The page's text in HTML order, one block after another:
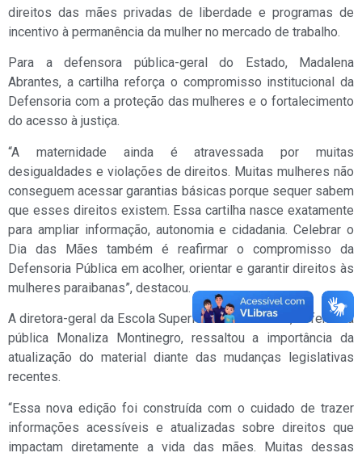
direitos das mães privadas de liberdade e programas de
incentivo à permanência da mulher no mercado de trabalho.
Para a defensora pública-geral do Estado, Madalena
Abrantes, a cartilha reforça o compromisso institucional da
Defensoria com a proteção das mulheres e o fortalecimento
do acesso à justiça.
“A maternidade ainda é atravessada por muitas
desigualdades e violações de direitos. Muitas mulheres não
conseguem acessar garantias básicas porque sequer sabem
que esses direitos existem. Essa cartilha nasce exatamente
para ampliar informação, autonomia e cidadania. Celebrar o
Dia das Mães também é reafirmar o compromisso da
Defensoria Pública em acolher, orientar e garantir direitos às
mulheres paraibanas”, destacou.
A diretora-geral da Escola Superior da Defensoria, defensora
pública Monaliza Montinegro, ressaltou a importância da
atualização do material diante das mudanças legislativas
recentes.
“Essa nova edição foi construída com o cuidado de trazer
informações acessíveis e atualizadas sobre direitos que
impactam diretamente a vida das mães. Muitas dessas